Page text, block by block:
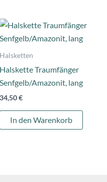
Halsketten
Halskette Traumfänger
Senfgelb/Amazonit, lang
34,50€
In den Warenkorb